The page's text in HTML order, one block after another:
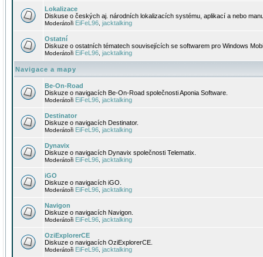
Lokalizace
Diskuse o českých aj. národních lokalizacích systému, aplikací a nebo
Moderátoři EiFeL96 jacktalking
Ostatní
Diskuze o ostatních tématech souvisejících se softwarem pro Windows
Moderátoři EiFeL96 jacktalking
Navigace a mapy
Be-On-Road
Diskuze o navigacích Be-On-Road společnosti Aponia Software.
Moderátoři EiFeL96 jacktalking
Destinator
Diskuze o navigacích Destinator.
Moderátoři EiFeL96 jacktalking
Dynavix
Diskuze o navigacích Dynavix společnosti Telematix.
Moderátoři EiFeL96 jacktalking
iGO
Diskuze o navigacích iGO.
Moderátoři EiFeL96 jacktalking
Navigon
Diskuze o navigacích Navigon.
Moderátoři EiFeL96 jacktalking
OziExplorerCE
Diskuze o navigacích OziExplorerCE.
Moderátoři EiFeL96 jacktalking